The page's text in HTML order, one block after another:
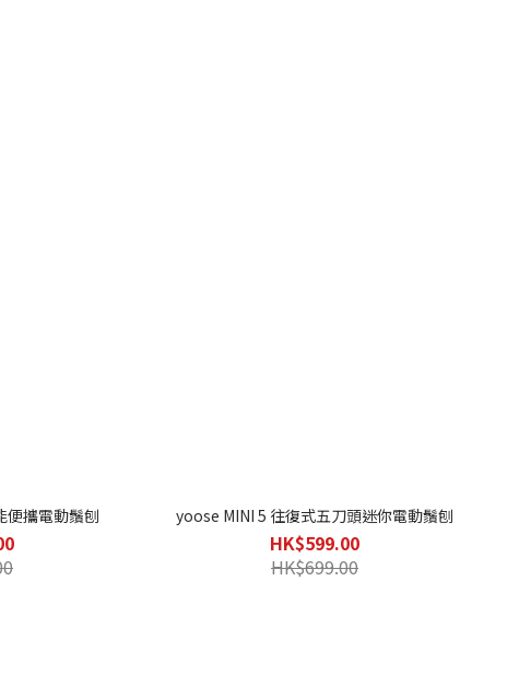
便攜電動鬚刨 yoose MINI 5 往復式五刀頭迷你電動鬚刨
HK$599.00
HK$699.00